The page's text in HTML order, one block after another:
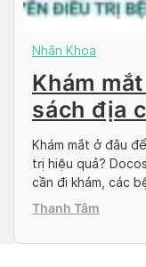
Nhãn Khoa
Khám
sách địa
Khám mắt ở đâu
trị hiệu quả?
cần đi khám, các
cơ sở uy tín và
Thanh Tâm